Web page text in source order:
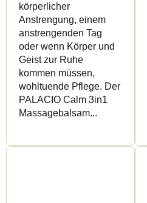
körperlicher
Anstrengung, einem
anstrengenden Tag
oder wenn Körper und
Geist zur Ruhe
kommen müssen,
wohltuende Pflege. Der
PALACIO Calm 3in1
Massagebalsam...